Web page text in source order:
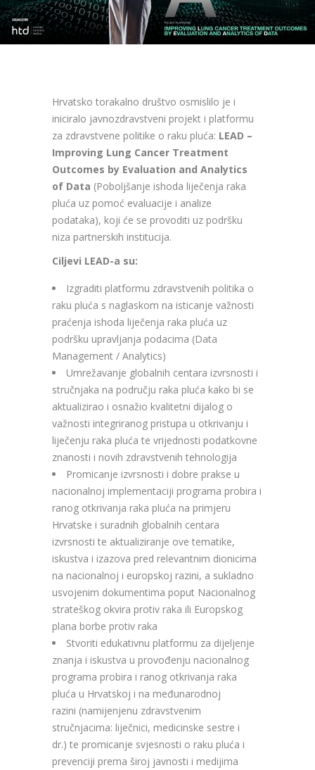
Hrvatsko torakalno društvo osmislilo je i
iniciralo javnozdravstveni projekt i platformu
za zdravstvene politike o raku pluća: LEAD –
Improving Lung Cancer Treatment
Outcomes by Evaluation and Analytics
of Data (Poboljšanje ishoda liječenja raka
pluća uz pomoć evaluacije i analize
podataka), koji će se provoditi uz podršku
niza partnerskih institucija.
Ciljevi LEAD-a su:
Izgraditi platformu zdravstvenih politika o
raku pluća s naglaskom na isticanje važnosti
praćenja ishoda liječenja raka pluća uz
podršku upravljanja podacima (Data
Management / Analytics)
Umrežavanje globalnih centara izvrsnosti i
stručnjaka na području raka pluća kako bi se
aktualizirao i osnažio kvalitetni dijalog o
važnosti integriranog pristupa u otkrivanju i
liječenju raka pluća te vrijednosti podatkovne
znanosti i novih zdravstvenih tehnologija
Promicanje izvrsnosti i dobre prakse u
nacionalnoj implementaciji programa probira i
ranog otkrivanja raka pluća na primjeru
Hrvatske i suradnih globalnih centara
izvrsnosti te aktualiziranje ove tematike,
iskustva i izazova pred relevantnim dionicima
na nacionalnoj i europskoj razini, a sukladno
usvojenim dokumentima poput Nacionalnog
strateškog okvira protiv raka ili Europskog
plana borbe protiv raka
Stvoriti edukativnu platformu za dijeljenje
znanja i iskustva u provođenju nacionalnog
programa probira i ranog otkrivanja raka
pluća u Hrvatskoj i na međunarodnoj
razini (namijenjenu zdravstvenim
stručnjacima: liječnici, medicinske sestre i
dr.) te promicanje svjesnosti o raku pluća i
prevenciji prema široj javnosti i medijima